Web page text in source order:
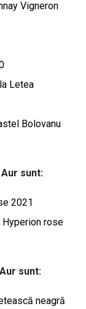
Vigneron
Letea
Bolovanu
sunt:
2021
Hyperion rose
sunt:
neagră